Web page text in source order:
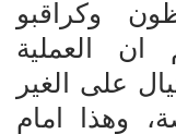
وكراقبو
ان العملية
على الغير
وهذا امام